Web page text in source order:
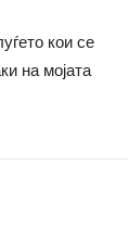
кои се
на мојата